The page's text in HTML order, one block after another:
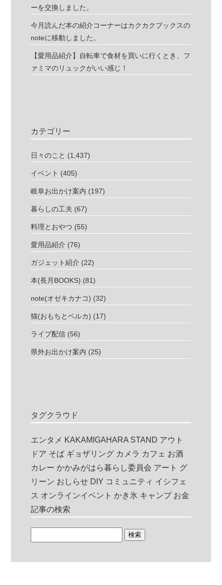
ーを交換しました。
今月読んだ本の紹介コーナーはカクカクブックスの
noteに移動しました。
【愛用品紹介】自転車で食材を買いに行くとき、フ
ァミマのリュックがいい感じ！
カテゴリー
日々のこと (1,437)
イベント (405)
岐阜お出かけ案内 (197)
暮らしの工夫 (67)
料理とおやつ (55)
愛用品紹介 (76)
ガジェット紹介 (22)
本(長月BOOKS) (81)
note(オゼキカナコ) (32)
猫(おもちとベルカ) (17)
ライブ配信 (56)
県外お出かけ案内 (25)
タグクラウド
エンタメ KAKAMIGAHARA STAND アウト
ドア そば ギョザリング カメラ カフェ お酒
カレー かかみがはら暮らし委員会 アート グ
リーン おしらせ DIY コミュニティ イシフェ
ス オンラインイベント かき氷 キャンプ お金
記事の検索